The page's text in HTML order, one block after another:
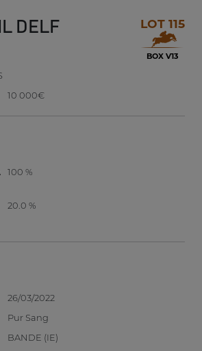
DELF LOT 115
BOX V13
10 000€
100 %
20.0 %
26/03/2022
Pur Sang
BANDE (IE)